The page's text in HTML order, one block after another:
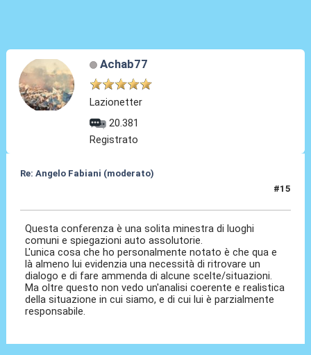
Achab77
Lazionetter
20.381
Registrato
Re: Angelo Fabiani (moderato)
#15
Questa conferenza è una solita minestra di luoghi
comuni e spiegazioni auto assolutorie.
L'unica cosa che ho personalmente notato è che qua e
là almeno lui evidenzia una necessità di ritrovare un
dialogo e di fare ammenda di alcune scelte/situazioni.
Ma oltre questo non vedo un'analisi coerente e realistica
della situazione in cui siamo, e di cui lui è parzialmente
responsabile.